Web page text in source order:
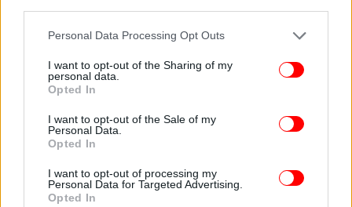
Please note that this website/app uses one or more Google
not limited to your visit or usage behaviour. You may click to
grant or deny consent to Google and its third-party tags to
use your data for below specified purposes in below Google
consent section.
Personal Data Processing Opt Outs
I want to opt-out of the Sharing of my
personal data.
Opted In
I want to opt-out of the Sale of my
Personal Data.
Opted In
I want to opt-out of processing my
Personal Data for Targeted Advertising.
Opted In